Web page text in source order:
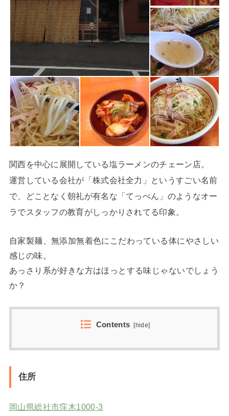
関西を中心に展開している塩ラーメンのチェーン店。
運営している会社が「株式会社全力」というすごい名前
で、どことなく朝礼が有名な「てっぺん」のようなオー
ラでスタッフの教育がしっかりされてる印象。
自家製麺、無添加無着色にこだわっている体にやさしい
感じの味。
あっさり系が好きな方はほっとする味じゃないでしょう
か？
Contents [hide]
住所
岡山県総社市窪木1000-3